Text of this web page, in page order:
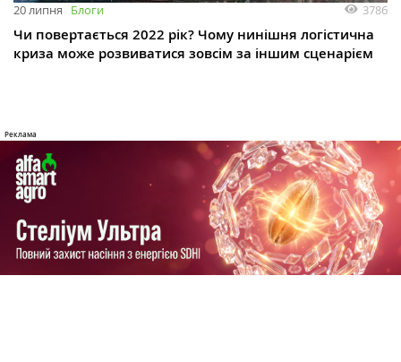
20 липня Блоги 3786
Чи повертається 2022 рік? Чому нинішня логістична
криза може розвиватися зовсім за іншим сценарієм